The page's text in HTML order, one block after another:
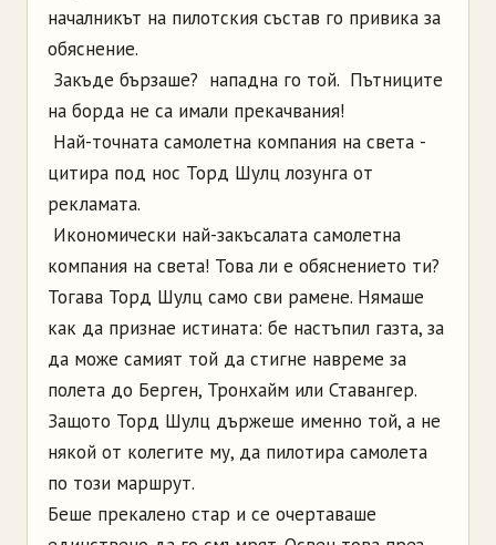
началникът на пилотския състав го привика за
обяснение.
­ Закъде бързаше? ­ нападна го той. ­ Пътниците
на борда не са имали прекачвания!
­ Най-точната самолетна компания на света ­
цитира под нос Торд Шулц лозунга от
рекламата.
­ Икономически най-закъсалата самолетна
компания на света! Това ли е обяснението ти?
Тогава Торд Шулц само сви рамене. Нямаше
как да признае истината: бе настъпил газта, за
да може самият той да стигне навреме за
полета до Берген, Тронхайм или Ставангер.
Защото Торд Шулц държеше именно той, а не
някой от колегите му, да пилотира самолета
по този маршрут.
Беше прекалено стар и се очертаваше